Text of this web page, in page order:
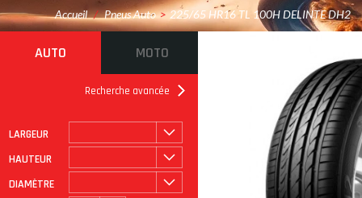
Accueil / Pneus Auto > 225/65 HR16 TL 100H DELINTE DH2
AUTO MOTO
Recherche avancée
LARGEUR
HAUTEUR
DIAMÈTRE
ROULAGE À PLAT